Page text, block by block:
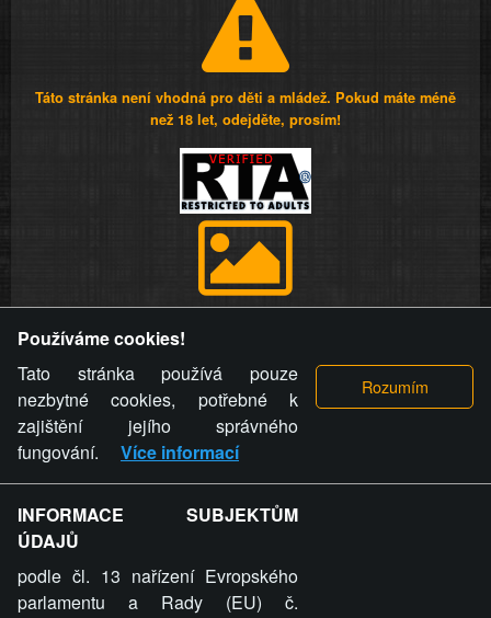
Táto stránka není vhodná pro děti a mládež. Pokud máte méně
než 18 let, odejděte, prosím!
videa a komentáře. Osoba, které se toto opatření provozovatele
stránky týče, ani osoba, která umístila fotografii nebo video na
stránku, nemůže z důvodu odstranění fotografie, videa nebo
komentáře pro výše uvedenou okolnost uplatnit vůči
provozovateli stránky žádný nárok na náhradu škody nebo
nemajetkové újmy.
ZVRÁCENÝ.CZ - Svět není zvrácenej. To jen
ty lidi...
Používáme cookies!
Tato stránka používá pouze
nezbytné cookies, potřebné k
zajištění jejího správného
fungování.
Více informací
INFORMACE SUBJEKTŮM
ÚDAJŮ
podle čl. 13 nařízení Evropského
parlamentu a Rady (EU) č.